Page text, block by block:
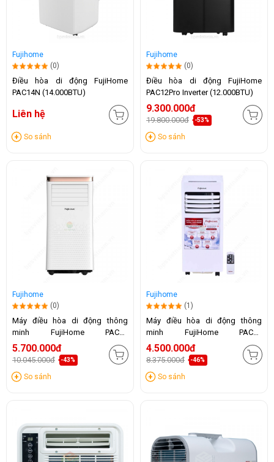
Fujihome
(0)
Điều hòa di động FujiHome
PAC14N (14.000BTU)
Liên hệ
So sánh
Fujihome
(0)
Điều hòa di động FujiHome
PAC12Pro Inverter (12.000BTU)
9.300.000đ
19.800.000đ -53%
So sánh
Fujihome
(0)
Máy điều hòa di động thông
minh FujiHome PAC10
(10.000BTU)
5.700.000đ
10.045.000đ -43%
So sánh
Fujihome
(1)
Máy điều hòa di động thông
minh FujiHome PAC07
(7000BTU)
4.500.000đ
8.375.000đ -46%
So sánh